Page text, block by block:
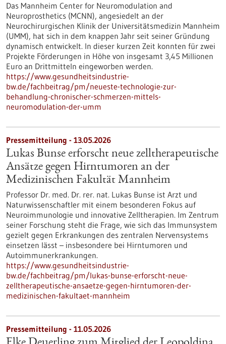
Das Mannheim Center for Neuromodulation and
Neuroprosthetics (MCNN), angesiedelt an der
Neurochirurgischen Klinik der Universitätsmedizin Mannheim
(UMM), hat sich in dem knappen Jahr seit seiner Gründung
dynamisch entwickelt. In dieser kurzen Zeit konnten für zwei
Projekte Förderungen in Höhe von insgesamt 3,45 Millionen
Euro an Drittmitteln eingeworben werden.
https://www.gesundheitsindustrie-
bw.de/fachbeitrag/pm/neueste-technologie-zur-
behandlung-chronischer-schmerzen-mittels-
neuromodulation-der-umm
Pressemitteilung - 13.05.2026
Lukas Bunse erforscht neue zelltherapeutische
Ansätze gegen Hirntumoren an der
Medizinischen Fakultät Mannheim
Professor Dr. med. Dr. rer. nat. Lukas Bunse ist Arzt und
Naturwissenschaftler mit einem besonderen Fokus auf
Neuroimmunologie und innovative Zelltherapien. Im Zentrum
seiner Forschung steht die Frage, wie sich das Immunsystem
gezielt gegen Erkrankungen des zentralen Nervensystems
einsetzen lässt – insbesondere bei Hirntumoren und
Autoimmunerkrankungen.
https://www.gesundheitsindustrie-
bw.de/fachbeitrag/pm/lukas-bunse-erforscht-neue-
zelltherapeutische-ansaetze-gegen-hirntumoren-der-
medizinischen-fakultaet-mannheim
Pressemitteilung - 11.05.2026